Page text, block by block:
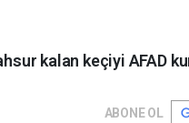
kalan keçiyi AFAD
ABONE OL